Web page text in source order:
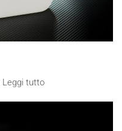
Leggi tutto